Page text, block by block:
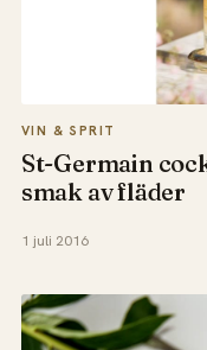
VIN & SPRIT
St-Germain
smak av fläder
1 juli 2016